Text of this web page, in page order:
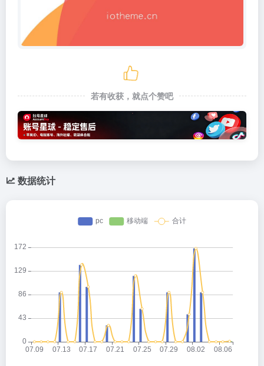
若有收获，就点个赞吧
数据统计